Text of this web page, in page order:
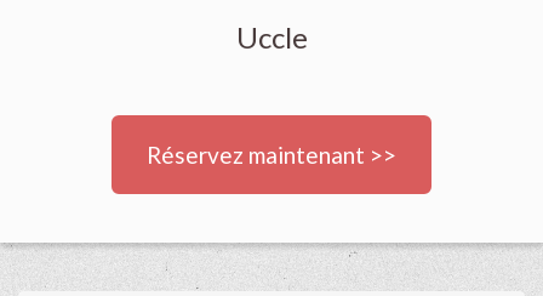
Uccle
Réservez maintenant >>